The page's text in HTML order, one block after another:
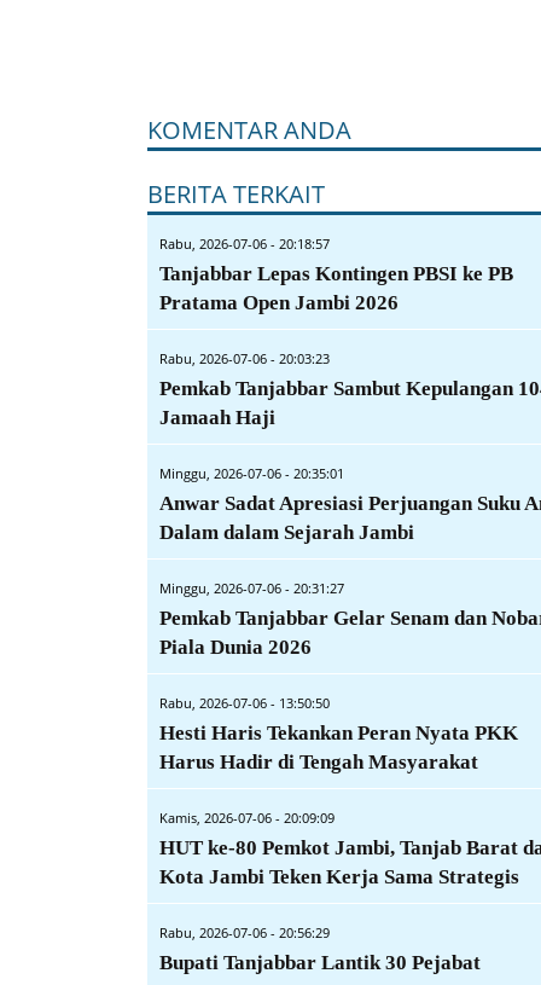
KOMENTAR ANDA
BERITA TERKAIT
Rabu, 2026-07-06 - 20:18:57
Tanjabbar Lepas Kontingen PBSI ke PB
Pratama Open Jambi 2026
Rabu, 2026-07-06 - 20:03:23
Pemkab Tanjabbar Sambut Kepulangan
Jamaah Haji
Minggu, 2026-07-06 - 20:35:01
Anwar Sadat Apresiasi Perjuangan Suku
Dalam dalam Sejarah Jambi
Minggu, 2026-07-06 - 20:31:27
Pemkab Tanjabbar Gelar Senam dan
Piala Dunia 2026
Rabu, 2026-07-06 - 13:50:50
Hesti Haris Tekankan Peran Nyata PKK
Harus Hadir di Tengah Masyarakat
Kamis, 2026-07-06 - 20:09:09
HUT ke-80 Pemkot Jambi, Tanjab Barat
Kota Jambi Teken Kerja Sama Strategis
Rabu, 2026-07-06 - 20:56:29
Bupati Tanjabbar Lantik 30 Pejabat